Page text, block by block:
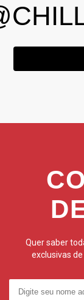
Quer saber
exclusivas